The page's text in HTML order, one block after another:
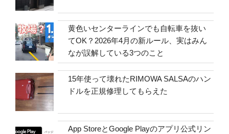
黄色いセンターラインでも自転車を抜い
てOK？2026年4月の新ルール、実はみん
なが誤解している3つのこと
15年使って壊れたRIMOWA SALSAのハン
ドルを正規修理してもらえた
App StoreとGoogle Playのアプリ公式リン